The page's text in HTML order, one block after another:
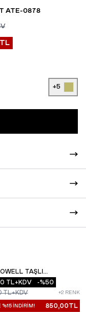
ATE-0878
TL
+5
TAŞLI
ATE-4516
TL+KDV -%50
TL+KDV +2 RENK
%15 İNDİRİM! 850,00TL